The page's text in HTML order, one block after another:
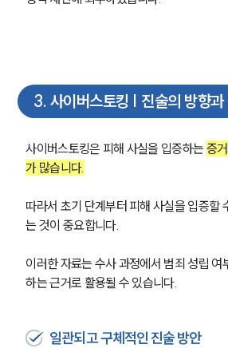
그룹소개
3. 사이버스토킹 | 진술의 방향
사이버스토킹은 피해 사실을 입증하는 증
가 많습니다.
따라서 초기 단계부터 피해 사실을 입증할
는 것이 중요합니다.
이러한 자료는 수사 과정에서 범죄 성립 여
하는 근거로 활용될 수 있습니다.
일관되고 구체적인 진술 방안